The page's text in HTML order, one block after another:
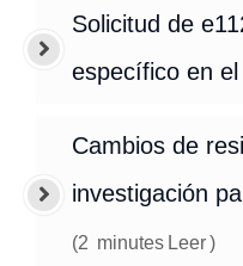
Solicitud de
específico en
Cambios de
investigación
(2 minutes Leer)